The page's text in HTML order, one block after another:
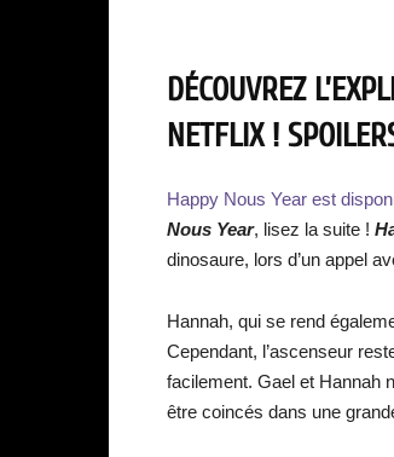
DÉCOUVREZ
NETFLIX !
Happy Nous Year est
Nous Year, lisez la suite !
dinosaure, lors d’un appel
Hannah, qui se rend
Cependant, l’ascenseur
facilement. Gael et Hannah
être coincés dans une